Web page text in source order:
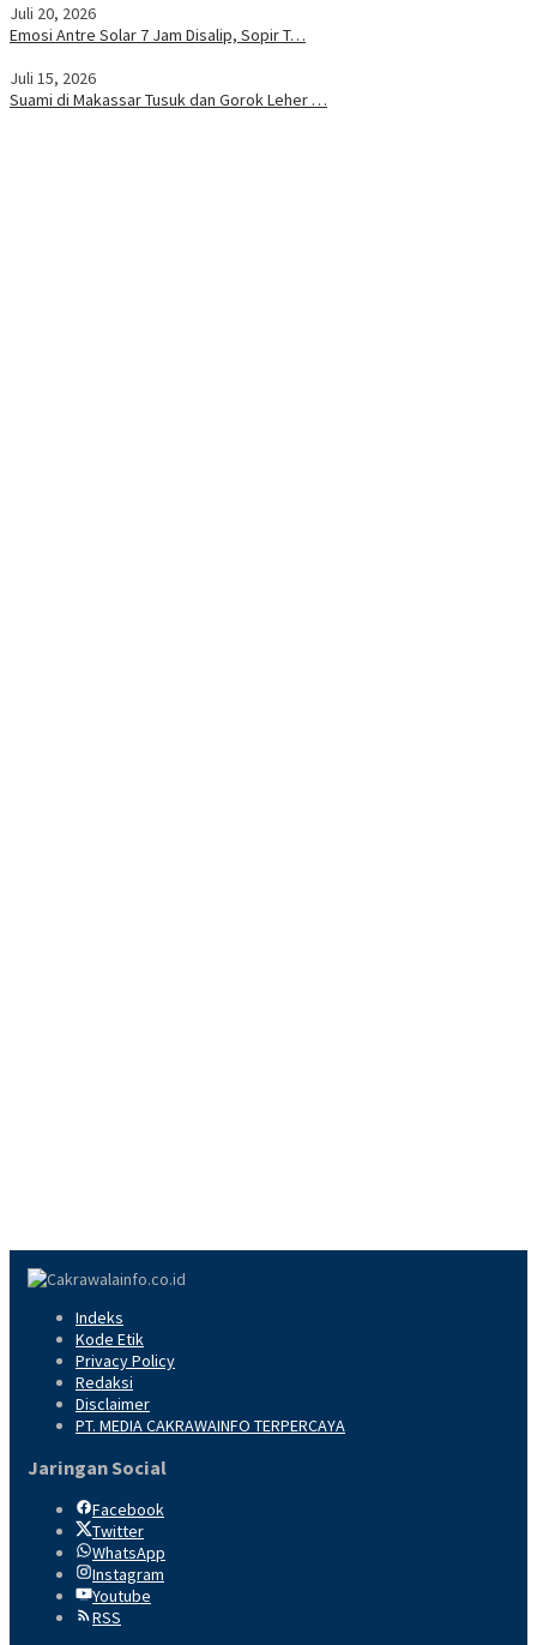
Juli 20, 2026
Emosi Antre Solar 7 Jam Disalip, Sopir T…
Juli 15, 2026
Suami di Makassar Tusuk dan Gorok Leher …
Indeks
Kode Etik
Privacy Policy
Redaksi
Disclaimer
PT. MEDIA CAKRAWAINFO TERPERCAYA
Jaringan Social
Facebook
Twitter
WhatsApp
Instagram
Youtube
RSS